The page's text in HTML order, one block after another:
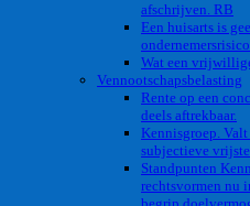
afschrijven. RB
Een huisarts is
Wat een
Vennootschapsbelasting
Rente op een
deels aftrekbaar.
Kennisgroep.
subjectieve
Standpunten
rechtsvormen nu